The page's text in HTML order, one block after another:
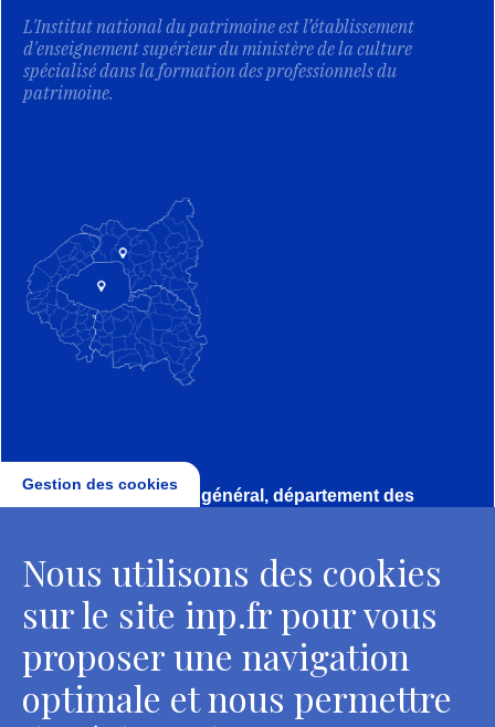
L'Institut national du patrimoine est l’établissement
d'enseignement supérieur du ministère de la culture
spécialisé dans la formation des professionnels du
patrimoine.
Direction, secrétariat général, département des
2 rue Vivienne - 75002 Paris
Tél. : + 33 1 44 41 16 41
Contacts
Gestion des cookies
Nous utilisons des cookies
sur le site inp.fr pour vous
proposer une navigation
optimale et nous permettre